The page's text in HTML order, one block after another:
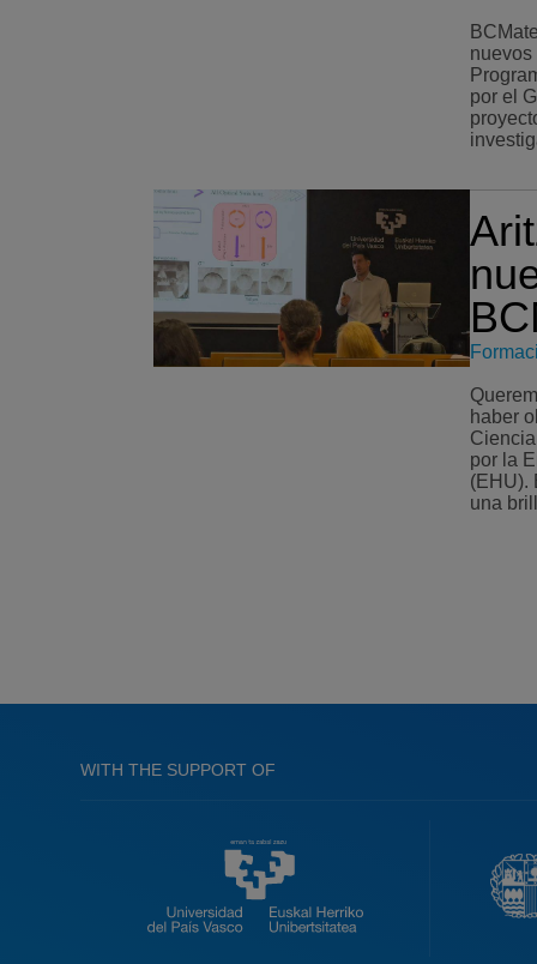
nuevos
por el
haber
por la
(EHU). El 17 de julio Aritz realizó
una
WITH THE SUPPORT OF